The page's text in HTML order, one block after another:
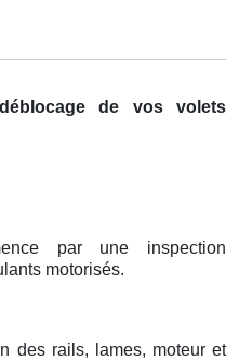
de vos volets
par une inspection
motorisés.
des rails, lames, moteur et